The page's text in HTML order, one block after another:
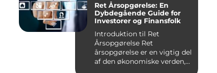
Ret Årsopgørelse: En
Dybdegående Guide for
Investorer og Finansfolk
Introduktion til Ret
Årsopgørelse Ret
årsopgørelse er en vigtig del
af den økonomiske verden,